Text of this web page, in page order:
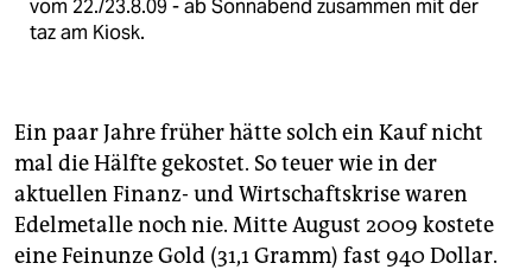
vom 22./23.8.09 - ab Sonnabend zusammen mit der
taz am Kiosk.
Ein paar Jahre früher hätte solch ein Kauf nicht
mal die Hälfte gekostet. So teuer wie in der
aktuellen Finanz- und Wirtschaftskrise waren
Edelmetalle noch nie. Mitte August 2009 kostete
eine Feinunze Gold (31,1 Gramm) fast 940 Dollar.